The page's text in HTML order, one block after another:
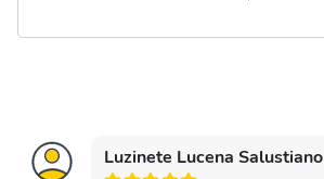
Luzinete Lucena Salustiano